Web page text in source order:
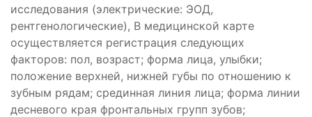
исследования (электрические: ЭОД,
рентгенологические), В медицинской карте
осуществляется регистрация следующих
факторов: пол, возраст; форма лица, улыбки;
положение верхней, нижней губы по отношению к
зубным рядам; срединная линия лица; форма линии
десневого края фронтальных групп зубов;